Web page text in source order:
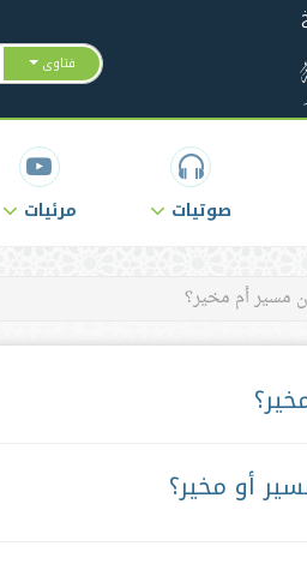
فتاوى
صوتيات مرئيات
مسير أم مخير؟
أو مخير؟